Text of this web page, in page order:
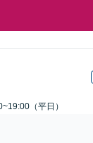
（平日）